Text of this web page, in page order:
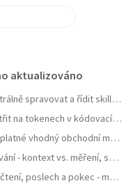
aktualizováno
Jak centrálně spravovat a řídit skills pro agenty a zejména jejich samostatné zlepšování
Jak ušetřit na tokenech v kódovacích agentech typu GitHub Copilot
Je předplatné vhodný obchodní model pro AI produkt? Zdražuje AI? Zdražují tokeny? Nebo se jen najíždí na férový model?
AI kódování - kontext vs. měření, software jako paměť, váš software se učit nebudu, OpenClaw a chytrá domácnost
Spirální čtení, poslech a pokec - moje AI workflow pro nasání knihy do mozku